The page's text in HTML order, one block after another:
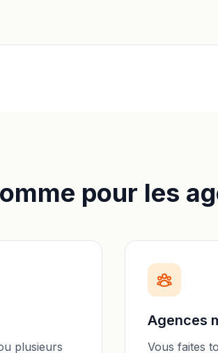
pour les
plusieurs
Agences
Vous faites